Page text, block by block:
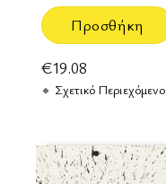
Προσθήκη
€19.08
Σχετικό Περιεχόμενο